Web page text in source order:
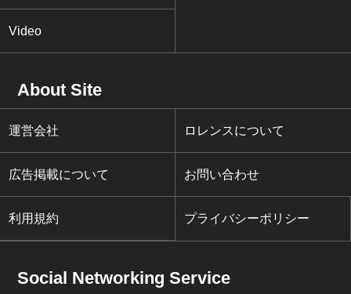
Video
About Site
運営会社 ロレンスについて
広告掲載について お問い合わせ
利用規約 プライバシーポリシー
Social Networking Service